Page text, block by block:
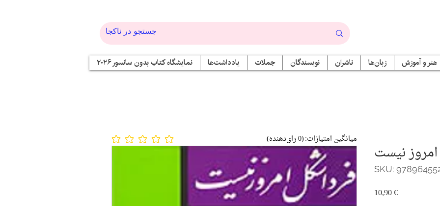
هنر و آموزش زبان‌ها ناشران نویسندگان جملات یادداشت‌ها نمایشگاه کتاب بدون سانسور ۲۰۲۶
نیست
SKU:
10,90 €Price
No ratings yet میانگین امتیازات:(0 رای‌دهنده)